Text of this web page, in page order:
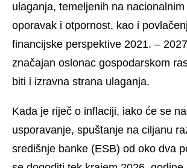
ulaganja, temeljenih na
oporavak i otpornost, kao i
financijske perspektive 2021. –
značajan oslonac gospodarskom
biti i izravna strana ulaganja.
Kada je riječ o inflaciji, iako će se
usporavanje, spuštanje na ciljanu
središnje banke (ESB) od oko dva